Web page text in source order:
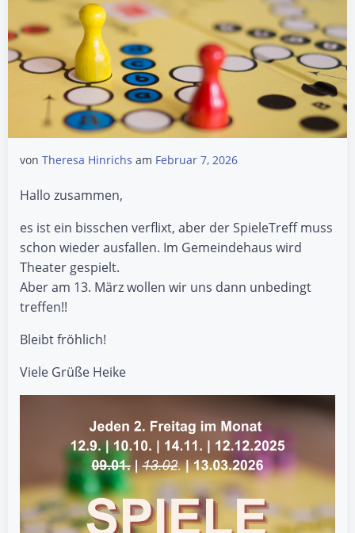
von Theresa Hinrichs am Februar 7, 2026
Hallo zusammen,
es ist ein bisschen verflixt, aber der SpieleTreff muss
schon wieder ausfallen. Im Gemeindehaus wird
Theater gespielt.
Aber am 13. März wollen wir uns dann unbedingt
treffen!!
Bleibt fröhlich!
Viele Grüße Heike